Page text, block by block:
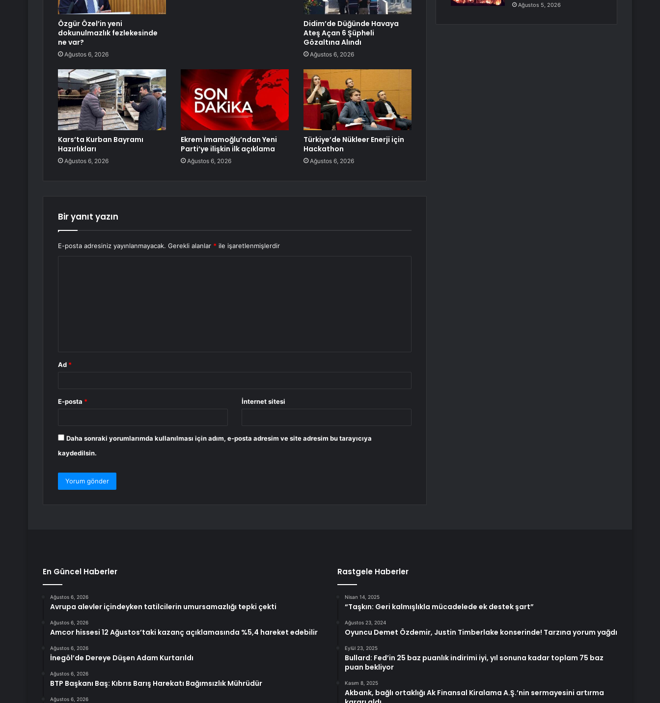
Özgür Özel’in yeni
dokunulmazlık fezlekesinde
ne var?
Ağustos 6, 2026
Didim’de Düğünde Havaya
Ateş Açan 6 Şüpheli
Gözaltına Alındı
Ağustos 6, 2026
Kars’ta Kurban Bayramı
Hazırlıkları
Ağustos 6, 2026
Ekrem İmamoğlu’ndan Yeni
Parti’ye ilişkin ilk açıklama
Ağustos 6, 2026
Türkiye’de Nükleer Enerji için
Hackathon
Ağustos 6, 2026
Bir yanıt yazın
E-posta adresiniz yayınlanmayacak. Gerekli alanlar * ile işaretlenmişlerdir
Ad *
E-posta * İnternet sitesi
Daha sonraki yorumlarımda kullanılması için adım, e-posta adresim ve site adresim bu tarayıcıya
kaydedilsin.
Ağustos 5, 2026
En Güncel Haberler
Ağustos 6, 2026
Avrupa alevler içindeyken tatilcilerin umursamazlığı tepki çekti
Ağustos 6, 2026
Amcor hissesi 12 Ağustos’taki kazanç açıklamasında %5,4 hareket edebilir
Ağustos 6, 2026
İnegöl’de Dereye Düşen Adam Kurtarıldı
Ağustos 6, 2026
BTP Başkanı Baş: Kıbrıs Barış Harekatı Bağımsızlık Mührüdür
Ağustos 6, 2026
Rastgele Haberler
Nisan 14, 2025
“Taşkın: Geri kalmışlıkla mücadelede ek destek şart”
Ağustos 23, 2024
Oyuncu Demet Özdemir, Justin Timberlake konserinde! Tarzına yorum yağdı
Eylül 23, 2025
Bullard: Fed’in 25 baz puanlık indirimi iyi, yıl sonuna kadar toplam 75 baz
puan bekliyor
Kasım 8, 2025
Akbank, bağlı ortaklığı Ak Finansal Kiralama A.Ş.’nin sermayesini artırma